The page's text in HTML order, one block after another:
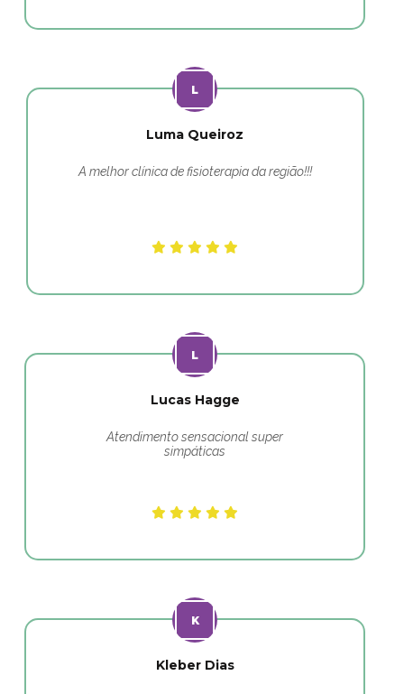
Luma Queiroz
A melhor clínica de fisioterapia da região!!!
Lucas Hagge
Atendimento sensacional super
simpáticas
Kleber Dias